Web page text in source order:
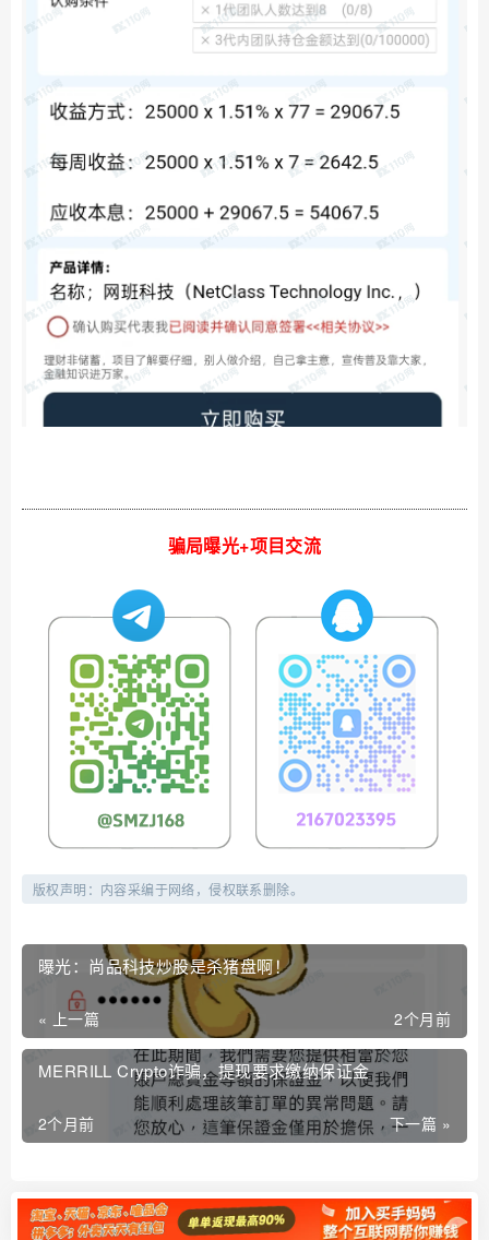
骗局曝光+项目交流
版权声明：内容采编于网络，侵权联系删除。
曝光：尚品科技炒股是杀猪盘啊！
« 上一篇 2个月前
MERRILL Crypto诈骗，提现要求缴纳保证金
下一篇 »
2个月前